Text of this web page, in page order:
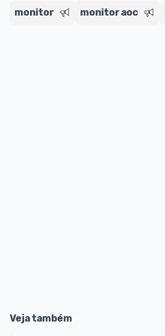
monitor
monitor aoc
Veja também